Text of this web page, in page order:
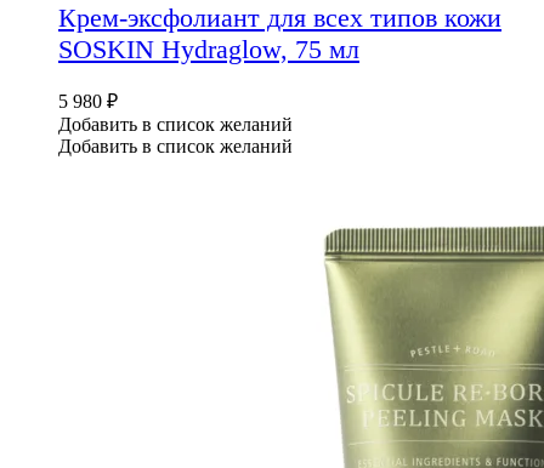
Крем-эксфолиант для всех типов кожи
SOSKIN Hydraglow, 75 мл
5 980 ₽
Добавить в список желаний
Добавить в список желаний